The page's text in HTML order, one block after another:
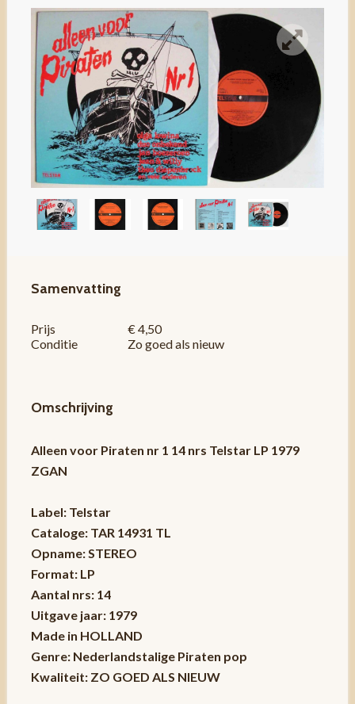
Samenvatting
Prijs
€ 4,50
Conditie
Zo goed als nieuw
Omschrijving
Alleen voor Piraten nr 1 14 nrs Telstar LP 1979
ZGAN
Label: Telstar
Cataloge: TAR 14931 TL
Opname: STEREO
Format: LP
Aantal nrs: 14
Uitgave jaar: 1979
Made in HOLLAND
Genre: Nederlandstalige Piraten pop
Kwaliteit: ZO GOED ALS NIEUW